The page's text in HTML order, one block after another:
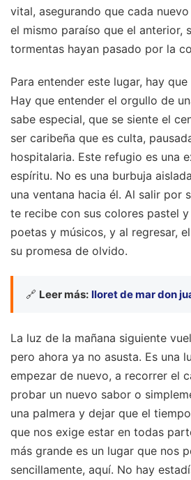
vital, asegurando que cada
el mismo paraíso que el anterior,
tormentas hayan pasado por la
Para entender este lugar, hay
Hay que entender el orgullo de
sabe especial, que se siente el
ser caribeña que es culta,
hospitalaria. Este refugio es una
espíritu. No es una burbuja
una ventana hacia él. Al salir por
te recibe con sus colores pastel
poetas y músicos, y al regresar,
su promesa de olvido.
🔗 Leer más: lloret de mar don
La luz de la mañana siguiente
pero ahora ya no asusta. Es una
empezar de nuevo, a recorrer el
probar un nuevo sabor o
una palmera y dejar que el
que nos exige estar en todas
más grande es un lugar que nos
sencillamente, aquí. No hay